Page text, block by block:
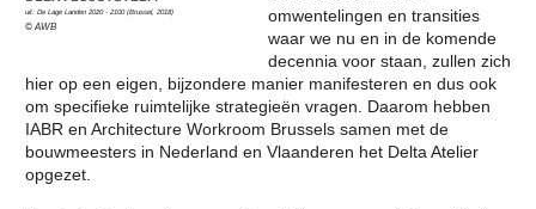
uit: De Lage Landen 2020 - 2100 (Brussel, 2018)
© AWB
omwentelingen en transities
waar we nu en in de komende
decennia voor staan, zullen zich
hier op een eigen, bijzondere manier manifesteren en dus ook
om specifieke ruimtelijke strategieën vragen. Daarom hebben
IABR en Architecture Workroom Brussels samen met de
bouwmeesters in Nederland en Vlaanderen het Delta Atelier
opgezet.
TENTOONSTELLINGS-
LANDSCHAP
INDUSTRIËLE MATERIALEN
IT’S ABOUT TIME: OPEN
OPROEP AAN BEDRIJVEN EN
OVERHEDEN
HET IS TIJD OM HET
RADICAAL ANDERS TE
GAAN DOEN
NEXT WEB MAGAZINE
CURATOR TEAM EN CREDITS
MAARTEN HAJER,
HOOFDCURATOR IABR–
2016
PARTNERS
IABR–2014–URBAN BY